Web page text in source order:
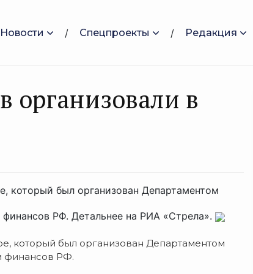
Новости Спецпроекты Редакция
организовали в
который был организован Департаментом
РФ. Детальнее на РИА «Стрела».
который был организован Департаментом
финансов РФ.